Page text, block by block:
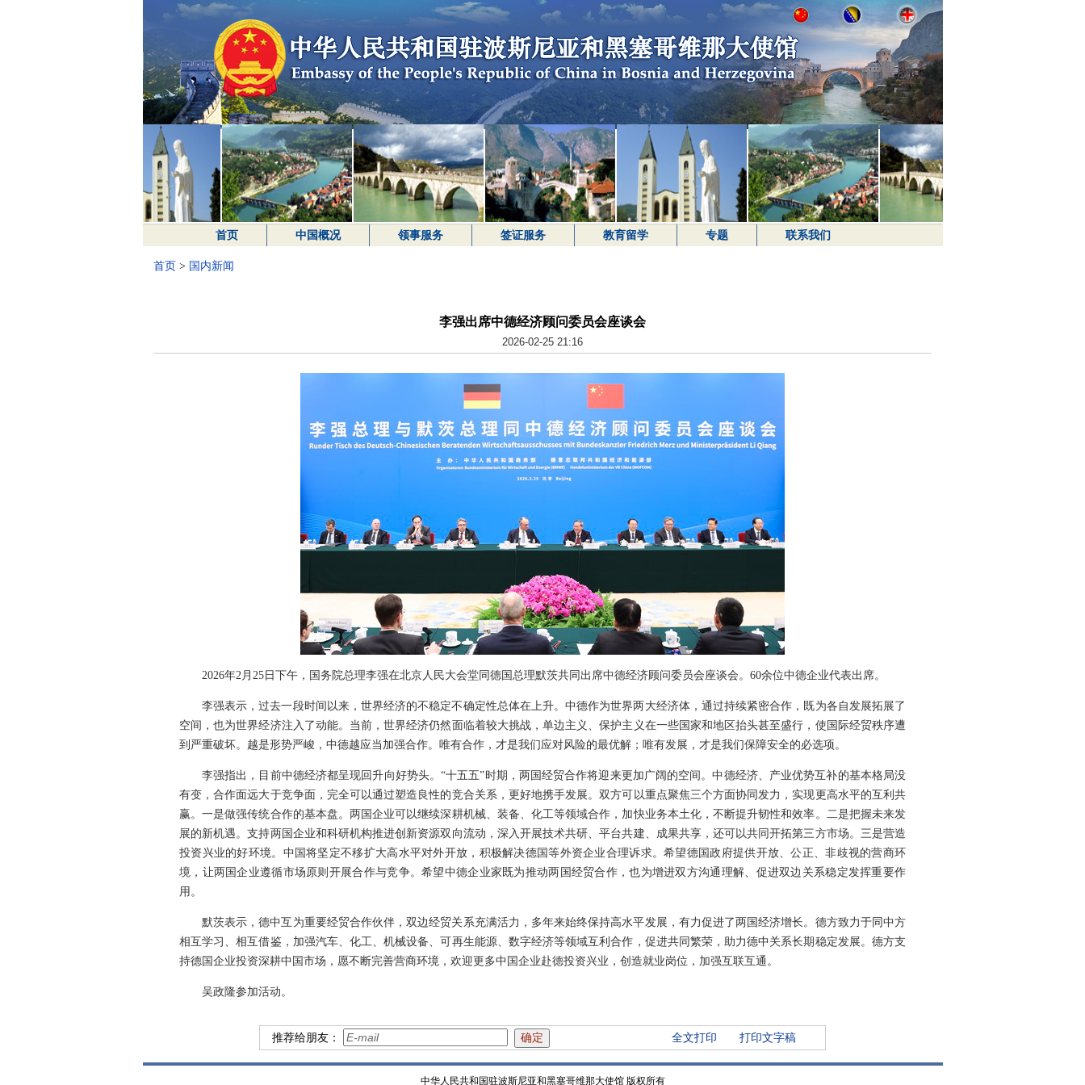
首页 中国概况 领事服务 签证服务 教育留学 专题 联系我们
首页 > 国内新闻
李强出席中德经济顾问委员会座谈会
2026-02-25 21:16
2026年2月25日下午，国务院总理李强在北京人民大会堂同德国总理默茨共同出席中德经济顾问委员会座谈会。60余位中德企业代表出席。
李强表示，过去一段时间以来，世界经济的不稳定不确定性总体在上升。中德作为世界两大经济体，通过持续紧密合作，既为各自发展拓展了
空间，也为世界经济注入了动能。当前，世界经济仍然面临着较大挑战，单边主义、保护主义在一些国家和地区抬头甚至盛行，使国际经贸秩序遭
到严重破坏。越是形势严峻，中德越应当加强合作。唯有合作，才是我们应对风险的最优解；唯有发展，才是我们保障安全的必选项。
李强指出，目前中德经济都呈现回升向好势头。“十五五”时期，两国经贸合作将迎来更加广阔的空间。中德经济、产业优势互补的基本格局没
有变，合作面远大于竞争面，完全可以通过塑造良性的竞合关系，更好地携手发展。双方可以重点聚焦三个方面协同发力，实现更高水平的互利共
赢。一是做强传统合作的基本盘。两国企业可以继续深耕机械、装备、化工等领域合作，加快业务本土化，不断提升韧性和效率。二是把握未来发
展的新机遇。支持两国企业和科研机构推进创新资源双向流动，深入开展技术共研、平台共建、成果共享，还可以共同开拓第三方市场。三是营造
投资兴业的好环境。中国将坚定不移扩大高水平对外开放，积极解决德国等外资企业合理诉求。希望德国政府提供开放、公正、非歧视的营商环
境，让两国企业遵循市场原则开展合作与竞争。希望中德企业家既为推动两国经贸合作，也为增进双方沟通理解、促进双边关系稳定发挥重要作
用。
默茨表示，德中互为重要经贸合作伙伴，双边经贸关系充满活力，多年来始终保持高水平发展，有力促进了两国经济增长。德方致力于同中方
相互学习、相互借鉴，加强汽车、化工、机械设备、可再生能源、数字经济等领域互利合作，促进共同繁荣，助力德中关系长期稳定发展。德方支
持德国企业投资深耕中国市场，愿不断完善营商环境，欢迎更多中国企业赴德投资兴业，创造就业岗位，加强互联互通。
吴政隆参加活动。
推荐给朋友： 全文打印 打印文字稿
中华人民共和国驻波斯尼亚和黑塞哥维那大使馆 版权所有